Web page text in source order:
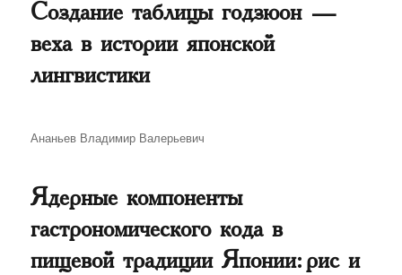
Создание таблицы годзюон —
веха в истории японской
лингвистики
Автор
Ананьев Владимир Валерьевич
Ядерные компоненты
гастрономического кода в
пищевой традиции Японии: рис и